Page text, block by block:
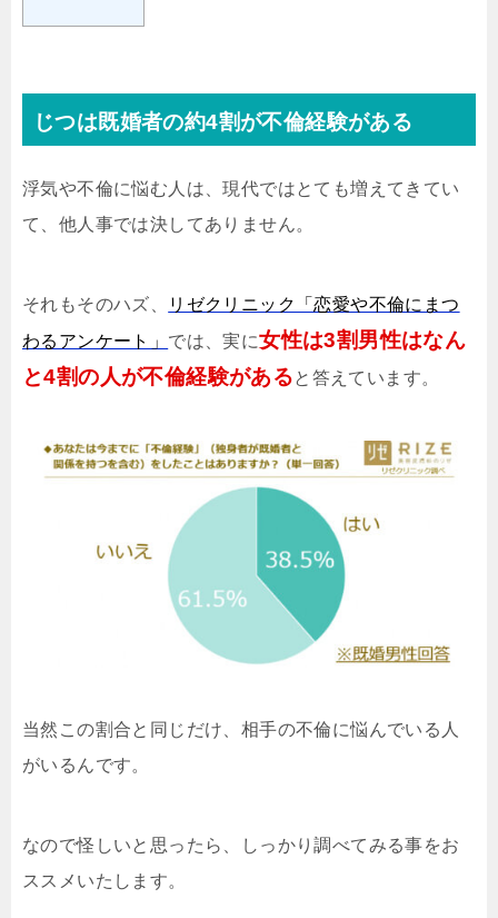
じつは既婚者の約4割が不倫経験がある
浮気や不倫に悩む人は、現代ではとても増えてきてい
て、他人事では決してありません。
それもそのハズ、
リゼクリニック「恋愛や不倫にまつ
わるアンケート」 では、実に女性は3割男性はなん
と4割の人が不倫経験があると答えています。
当然この割合と同じだけ、相手の不倫に悩んでいる人
がいるんです。
なので怪しいと思ったら、しっかり調べてみる事をお
ススメいたします。